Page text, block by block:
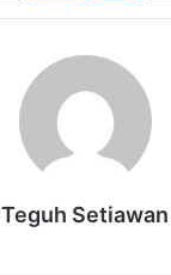
Teguh Setiawan